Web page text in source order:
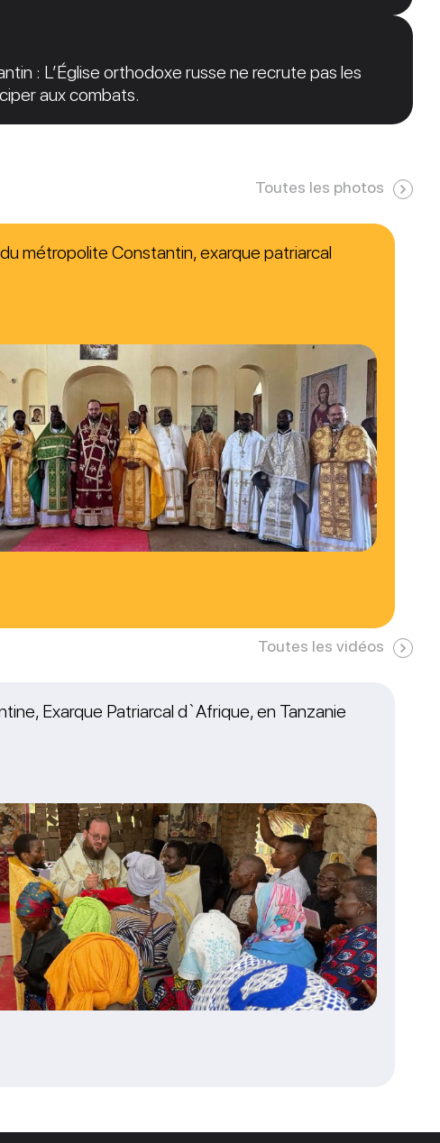
: L’Église orthodoxe russe ne recrute pas les
aux combats.
Toutes les photos
métropolite Constantin, exarque patriarcal
Toutes les vidéos
Exarque Patriarcal d`Afrique, en Tanzanie